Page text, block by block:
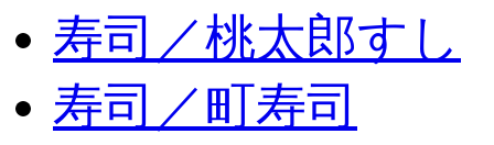
寿司／桃太郎すし
寿司／町寿司